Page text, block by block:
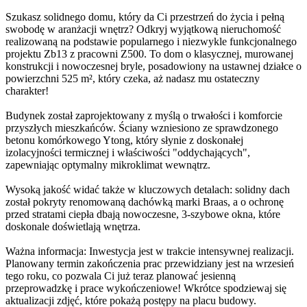
Szukasz solidnego domu, który da Ci przestrzeń do życia i pełną
swobodę w aranżacji wnętrz? Odkryj wyjątkową nieruchomość
realizowaną na podstawie popularnego i niezwykle funkcjonalnego
projektu Zb13 z pracowni Z500. To dom o klasycznej, murowanej
konstrukcji i nowoczesnej bryle, posadowiony na ustawnej działce o
powierzchni 525 m², który czeka, aż nadasz mu ostateczny
charakter!
Budynek został zaprojektowany z myślą o trwałości i komforcie
przyszłych mieszkańców. Ściany wzniesiono ze sprawdzonego
betonu komórkowego Ytong, który słynie z doskonałej
izolacyjności termicznej i właściwości "oddychających",
zapewniając optymalny mikroklimat wewnątrz.
Wysoką jakość widać także w kluczowych detalach: solidny dach
został pokryty renomowaną dachówką marki Braas, a o ochronę
przed stratami ciepła dbają nowoczesne, 3-szybowe okna, które
doskonale doświetlają wnętrza.
Ważna informacja: Inwestycja jest w trakcie intensywnej realizacji.
Planowany termin zakończenia prac przewidziany jest na wrzesień
tego roku, co pozwala Ci już teraz planować jesienną
przeprowadzkę i prace wykończeniowe! Wkrótce spodziewaj się
aktualizacji zdjęć, które pokażą postępy na placu budowy.